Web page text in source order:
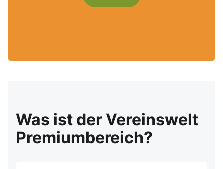
Was ist der Vereinswelt
Premiumbereich?